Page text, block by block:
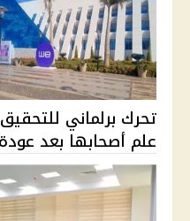
تحرك برلماني
علم أصحابها بعد